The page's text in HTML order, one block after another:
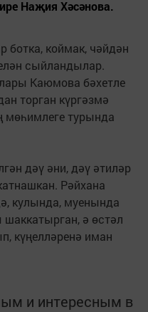
Наҗия Хәсәнова.
ботка, коймак, чәйдән
сыйландылар.
Каюмова бәхетле
торган күргәзмә
турында
дәү әни, дәү әтиләр
Рәйхана
кулында, муенында
ә өстәл
күңелләренә иман
и интересным в